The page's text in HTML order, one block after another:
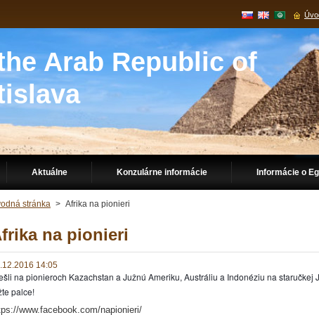
Arab Republic of
Aktuálne Konzulárne informácie Informácie o
stránka > Afrika na pionieri
na pionieri
14:05
na pionieroch Kazachstan a Južnú Ameriku, Austráliu a Indonéziu na
palce!
www.facebook.com/napionieri/